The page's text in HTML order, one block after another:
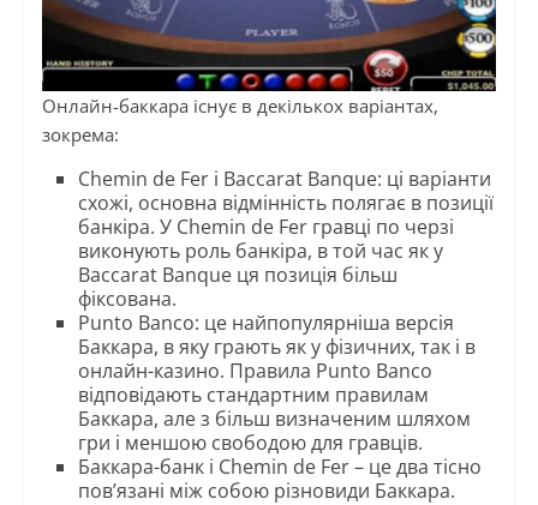
Онлайн-баккара існує в декількох варіантах,
зокрема:
Chemin de Fer і Baccarat Banque: ці варіанти
схожі, основна відмінність полягає в позиції
банкіра. У Chemin de Fer гравці по черзі
виконують роль банкіра, в той час як у
Baccarat Banque ця позиція більш
фіксована.
Punto Banco: це найпопулярніша версія
Баккара, в яку грають як у фізичних, так і в
онлайн-казино. Правила Punto Banco
відповідають стандартним правилам
Баккара, але з більш визначеним шляхом
гри і меншою свободою для гравців.
Баккара-банк і Chemin de Fer – це два тісно
пов’язані між собою різновиди Баккара.